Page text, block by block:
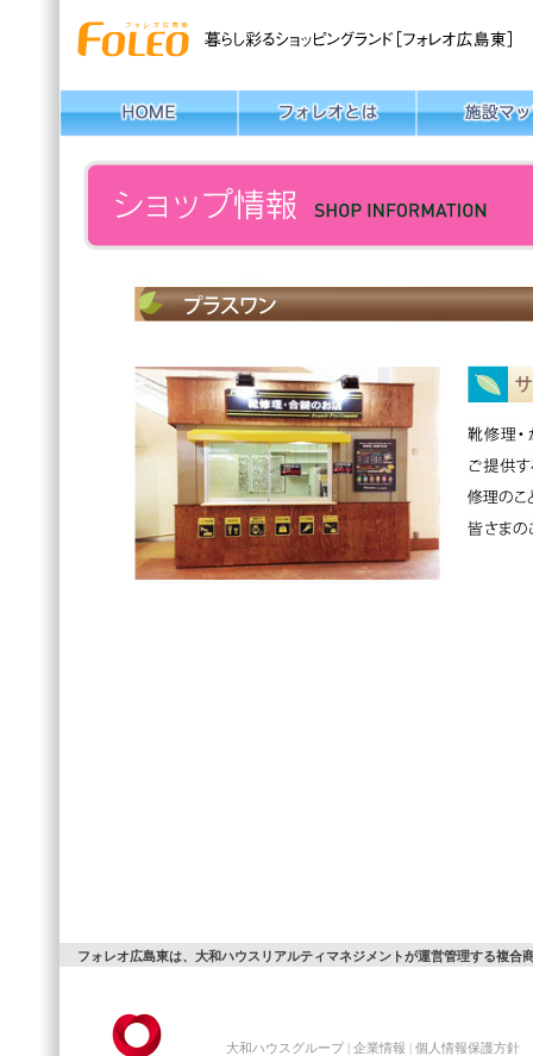
フォレオ広島東は、大和ハウスリアルティマネジメントが運営管理する複合
大和ハウスグループ | 企業情報 | 個人情報保護方針